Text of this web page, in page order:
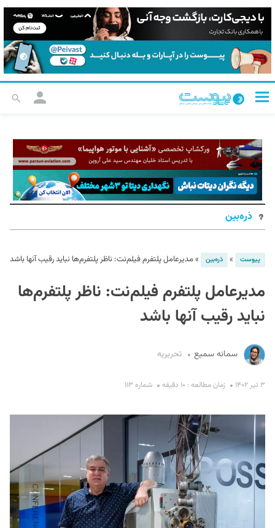
ذره‌بین
پیوست » ذره‌بین »مدیرعامل پلتفرم فیلم‌نت: ناظر پلتفرم‌ها نباید رقیب آنها باشد
مدیرعامل پلتفرم فیلم‌نت: ناظر پلتفرم‌ها
نباید رقیب آنها باشد
سمانه سمیع تحریریه
۳ تیر ۱۴۰۲ زمان مطالعه : ۱۰ دقیقه شماره ۱۱۳